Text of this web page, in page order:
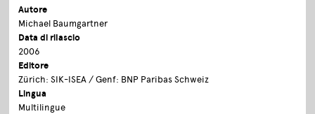
Autore
Michael Baumgartner
Data di rilascio
2006
Editore
Zürich: SIK-ISEA / Genf: BNP Paribas Schweiz
Lingua
Multilingue